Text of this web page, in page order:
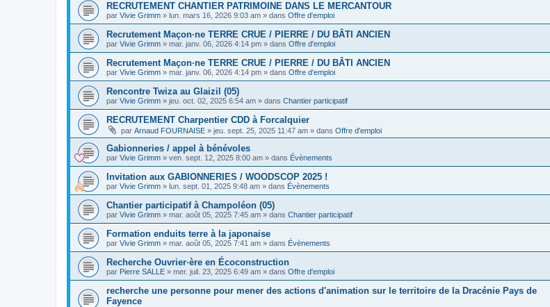
RECRUTEMENT CHANTIER PATRIMOINE DANS LE MERCANTOUR
par Vivie Grimm » lun. mars 16, 2026 9:03 am » dans Offre d'emploi
Recrutement Maçon·ne TERRE CRUE / PIERRE / DU BÂTI ANCIEN
par Vivie Grimm » mar. janv. 06, 2026 4:14 pm » dans Offre d'emploi
Recrutement Maçon·ne TERRE CRUE / PIERRE / DU BÂTI ANCIEN
par Vivie Grimm » mar. janv. 06, 2026 4:14 pm » dans Offre d'emploi
Rencontre Twiza au Glaizil (05)
par Vivie Grimm » jeu. oct. 02, 2025 6:54 am » dans Chantier participatif
RECRUTEMENT Charpentier CDD à Forcalquier
par Arnaud FOURNAISE » jeu. sept. 25, 2025 11:47 am » dans Offre d'emploi
Gabionneries / appel à bénévoles
par Vivie Grimm » ven. sept. 12, 2025 8:00 am » dans Évènements
Invitation aux GABIONNERIES / WOODSCOP 2025 !
par Vivie Grimm » lun. sept. 01, 2025 9:48 am » dans Évènements
Chantier participatif à Champoléon (05)
par Vivie Grimm » mar. août 05, 2025 7:45 am » dans Chantier participatif
Formation enduits terre à la japonaise
par Vivie Grimm » mar. août 05, 2025 7:41 am » dans Évènements
Recherche Ouvrier·ère en Écoconstruction
par Pierre SALLE » mer. juil. 23, 2025 6:49 am » dans Offre d'emploi
recherche une personne pour mener des actions d'animation sur le territoire de la Dracénie Pays de
Fayence